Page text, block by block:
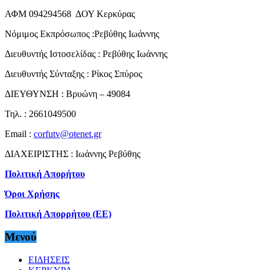
ΑΦΜ 094294568 ΔΟΥ Κερκύρας
Νόμιμος Εκπρόσωπος :Ρεβύθης Ιωάννης
Διευθυντής Ιστοσελίδας : Ρεβύθης Ιωάννης
Διευθυντής Σύνταξης : Ρίκος Σπύρος
ΔΙΕΥΘΥΝΣΗ : Βρυώνη – 49084
Τηλ. : 2661049500
Email : corfutv@otenet.gr
ΔΙΑΧΕΙΡΙΣΤΗΣ : Ιωάννης Ρεβύθης
Πολιτική Απορήτου
Όροι Χρήσης
Πολιτική Απορρήτου (ΕΕ)
Μενού
ΕΙΔΗΣΕΙΣ